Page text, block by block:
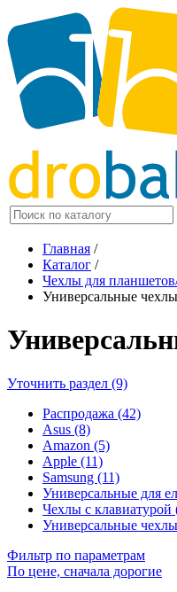
Главная /
Каталог /
Чехлы для
Универсальные
Уточнить раздел (9)
Распродажа (42)
Asus (8)
Amazon (5)
Apple (11)
Samsung (11)
Универсальные для
Чехлы с клавиатурой
Универсальные
Фильтр по параметрам
По цене, сначала дорогие